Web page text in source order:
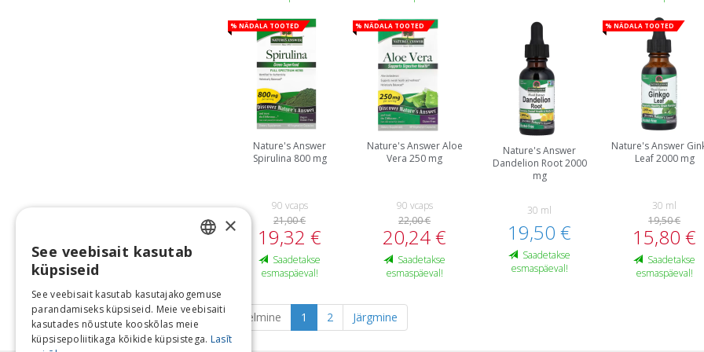
% Nädala tooted
Nature's Answer
Spirulina 800 mg
90 vcaps
21,00 €
19,32 €
Saadetakse
esmaspäeval!
% Nädala tooted
Nature's Answer Aloe
Vera 250 mg
90 vcaps
22,00 €
20,24 €
Saadetakse
esmaspäeval!
Nature's Answer
Dandelion Root 2000
mg
30 ml
19,50 €
Saadetakse
esmaspäeval!
% Nädala tooted
Nature's Answer
Leaf 2000 mg
30 ml
19,50 €
15,80 €
Saadetakse
esmaspäeval!
Eelmine 1 2 Järgmine
LATVIAN
LITHUANIAN
ESTONIAN
×
See veebisait kasutab
küpsiseid
See veebisait kasutab kasutajakogemuse
parandamiseks küpsiseid. Meie veebisaiti
kasutades nõustute kooskõlas meie
küpsisepoliitikaga kõikide küpsistega. Lasīt